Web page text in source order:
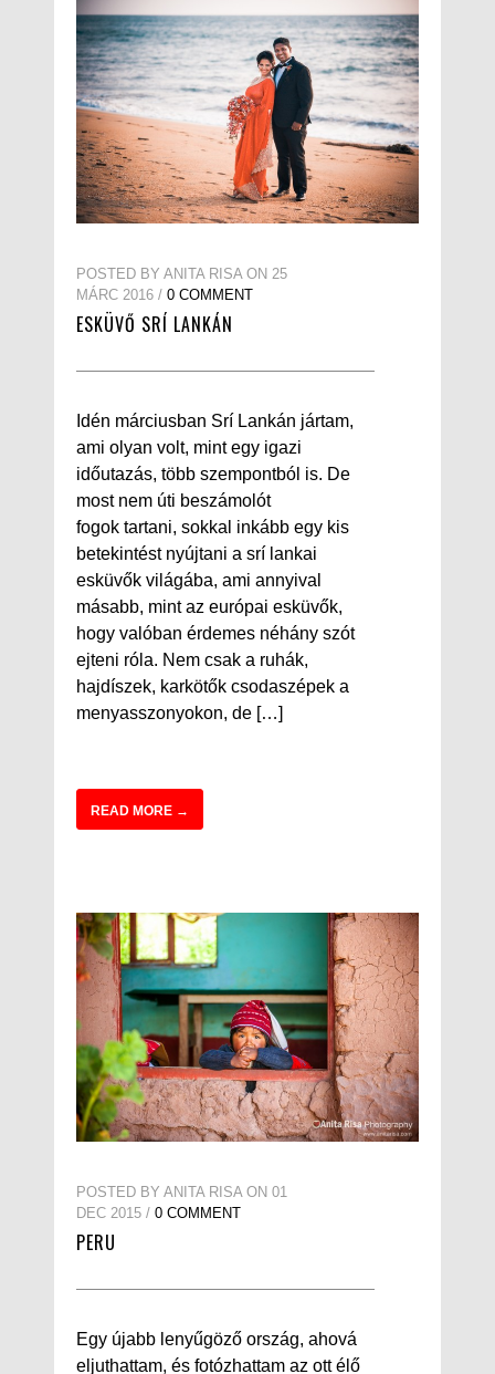
POSTED BY ANITA RISA ON 25
MÁRC 2016 / 0 COMMENT
ESKÜVŐ SRÍ LANKÁN
Idén márciusban Srí Lankán jártam,
ami olyan volt, mint egy igazi
időutazás, több szempontból is. De
most nem úti beszámolót
fogok tartani, sokkal inkább egy kis
betekintést nyújtani a srí lankai
esküvők világába, ami annyival
másabb, mint az európai esküvők,
hogy valóban érdemes néhány szót
ejteni róla. Nem csak a ruhák,
hajdíszek, karkötők csodaszépek a
menyasszonyokon, de […]
READ MORE →
POSTED BY ANITA RISA ON 01
DEC 2015 / 0 COMMENT
PERU
Egy újabb lenyűgöző ország, ahová
eljuthattam, és fotózhattam az ott élő